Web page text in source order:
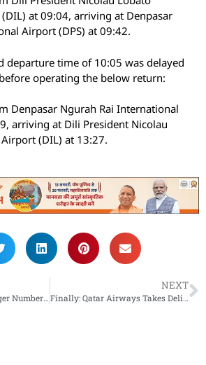
at 09:04, arriving at Denpasar
Airport (DPS) at 09:42.
departure time of 10:05 was delayed
operating the below return:
Denpasar Ngurah Rai International
arriving at Dili President Nicolau
(DIL) at 13:27.
LATAM Brasil Passenger Numbers Grow More Than 20% In April
NEXT
Finally: Qatar Airways Takes Delivery Of First Airbus A350 In Years